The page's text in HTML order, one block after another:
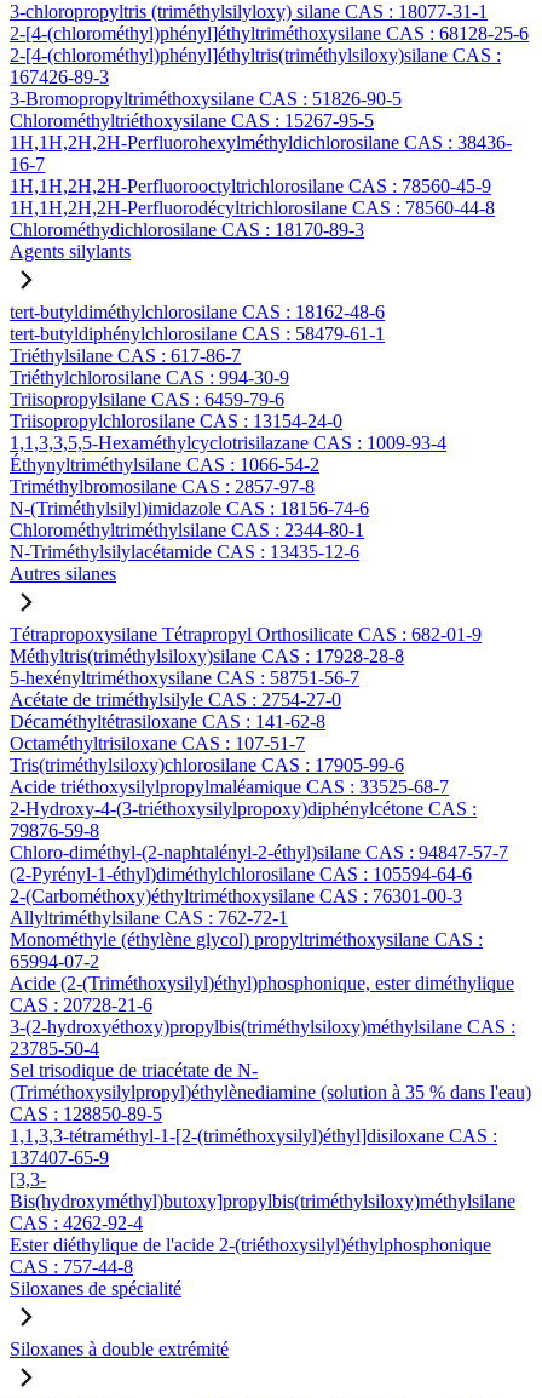
3-chloropropyltris (triméthylsilyloxy) silane CAS : 18077-31-1
2-[4-(chlorométhyl)phényl]éthyltriméthoxysilane CAS : 68128-25-6
2-[4-(chlorométhyl)phényl]éthyltris(triméthylsiloxy)silane CAS :
167426-89-3
3-Bromopropyltriméthoxysilane CAS : 51826-90-5
Chlorométhyltriéthoxysilane CAS : 15267-95-5
1H,1H,2H,2H-Perfluorohexylméthyldichlorosilane CAS : 38436-
16-7
1H,1H,2H,2H-Perfluorooctyltrichlorosilane CAS : 78560-45-9
1H,1H,2H,2H-Perfluorodécyltrichlorosilane CAS : 78560-44-8
Chlorométhydichlorosilane CAS : 18170-89-3
Agents silylants
tert-butyldiméthylchlorosilane CAS : 18162-48-6
tert-butyldiphénylchlorosilane CAS : 58479-61-1
Triéthylsilane CAS : 617-86-7
Triéthylchlorosilane CAS : 994-30-9
Triisopropylsilane CAS : 6459-79-6
Triisopropylchlorosilane CAS : 13154-24-0
1,1,3,3,5,5-Hexaméthylcyclotrisilazane CAS : 1009-93-4
Éthynyltriméthylsilane CAS : 1066-54-2
Triméthylbromosilane CAS : 2857-97-8
N-(Triméthylsilyl)imidazole CAS : 18156-74-6
Chlorométhyltriméthylsilane CAS : 2344-80-1
N-Triméthylsilylacétamide CAS : 13435-12-6
Autres silanes
Tétrapropoxysilane Tétrapropyl Orthosilicate CAS : 682-01-9
Méthyltris(triméthylsiloxy)silane CAS : 17928-28-8
5-hexényltriméthoxysilane CAS : 58751-56-7
Acétate de triméthylsilyle CAS : 2754-27-0
Décaméthyltétrasiloxane CAS : 141-62-8
Octaméthyltrisiloxane CAS : 107-51-7
Tris(triméthylsiloxy)chlorosilane CAS : 17905-99-6
Acide triéthoxysilylpropylmaléamique CAS : 33525-68-7
2-Hydroxy-4-(3-triéthoxysilylpropoxy)diphénylcétone CAS :
79876-59-8
Chloro-diméthyl-(2-naphtalényl-2-éthyl)silane CAS : 94847-57-7
(2-Pyrényl-1-éthyl)diméthylchlorosilane CAS : 105594-64-6
2-(Carbométhoxy)éthyltriméthoxysilane CAS : 76301-00-3
Allyltriméthylsilane CAS : 762-72-1
Monométhyle (éthylène glycol) propyltriméthoxysilane CAS :
65994-07-2
Acide (2-(Triméthoxysilyl)éthyl)phosphonique, ester diméthylique
CAS : 20728-21-6
3-(2-hydroxyéthoxy)propylbis(triméthylsiloxy)méthylsilane CAS :
23785-50-4
Sel trisodique de triacétate de N-
(Triméthoxysilylpropyl)éthylènediamine (solution à 35 % dans l'eau)
CAS : 128850-89-5
1,1,3,3-tétraméthyl-1-[2-(triméthoxysilyl)éthyl]disiloxane CAS :
137407-65-9
[3,3-
Bis(hydroxyméthyl)butoxy]propylbis(triméthylsiloxy)méthylsilane
CAS : 4262-92-4
Ester diéthylique de l'acide 2-(triéthoxysilyl)éthylphosphonique
CAS : 757-44-8
Siloxanes de spécialité
Siloxanes à double extrémité